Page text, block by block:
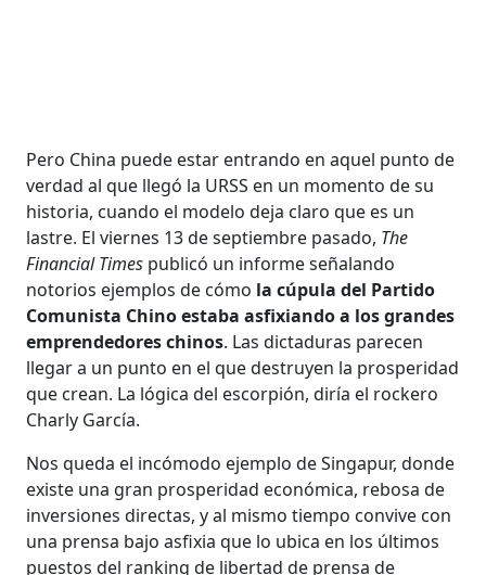
Pero China puede estar entrando en aquel punto de
verdad al que llegó la URSS en un momento de su
historia, cuando el modelo deja claro que es un
lastre. El viernes 13 de septiembre pasado, The
Financial Times publicó un informe señalando
notorios ejemplos de cómo la cúpula del Partido
Comunista Chino estaba asfixiando a los grandes
emprendedores chinos. Las dictaduras parecen
llegar a un punto en el que destruyen la prosperidad
que crean. La lógica del escorpión, diría el rockero
Charly García.
Nos queda el incómodo ejemplo de Singapur, donde
existe una gran prosperidad económica, rebosa de
inversiones directas, y al mismo tiempo convive con
una prensa bajo asfixia que lo ubica en los últimos
puestos del ranking de libertad de prensa de